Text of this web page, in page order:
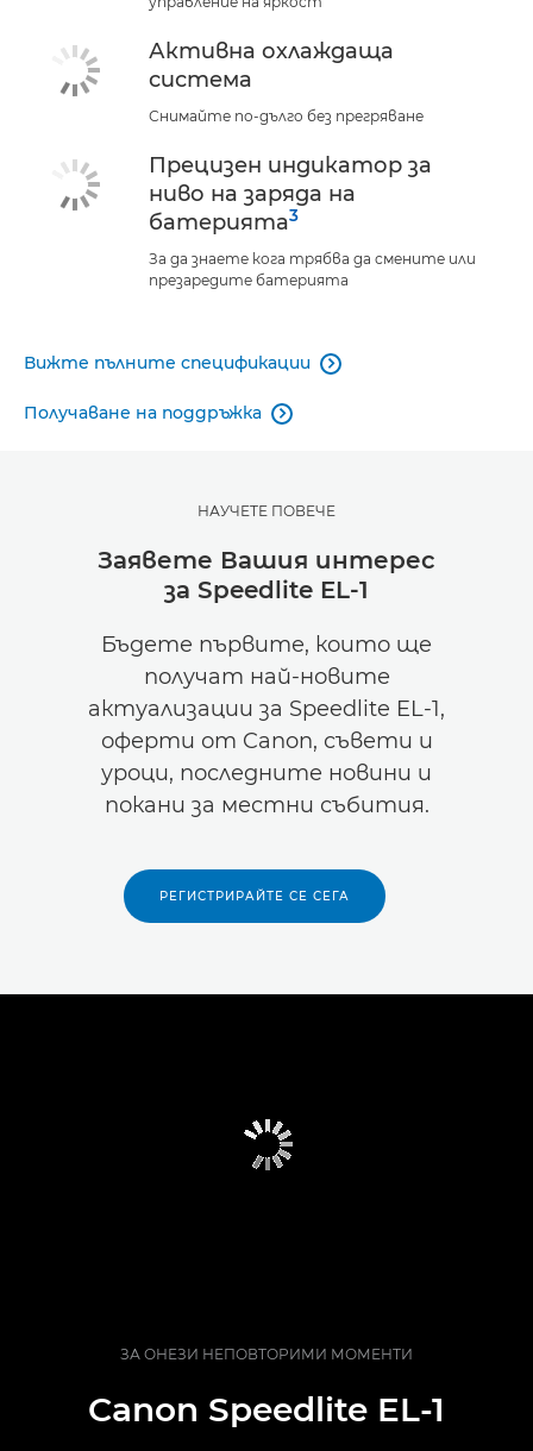
Активна охлаждаща
система
Снимайте по-дълго без прегряване
Прецизен индикатор за
ниво на заряда на
батерията3
За да знаете кога трябва да смените или
презаредите батерията
Вижте пълните спецификации 
Получаване на поддръжка 
НАУЧЕТЕ ПОВЕЧЕ
Заявете Вашия интерес
за Speedlite EL-1
Бъдете първите, които ще
получат най-новите
актуализации за Speedlite EL-1,
оферти от Canon, съвети и
уроци, последните новини и
покани за местни събития.
РЕГИСТРИРАЙТЕ СЕ СЕГА
ЗА ОНЕЗИ НЕПОВТОРИМИ МОМЕНТИ
Canon Speedlite EL-1